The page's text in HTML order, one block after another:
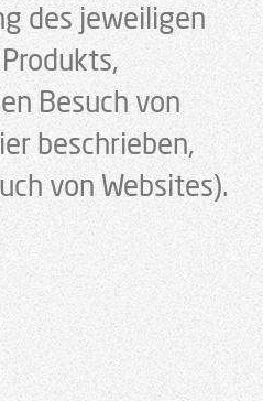
des jeweiligen
Besuch von
beschrieben,
von Websites).